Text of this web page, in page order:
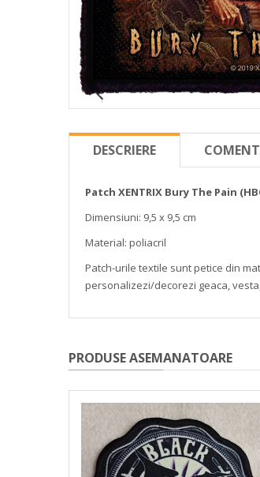
DESCRIERE
Patch XENTRIX Bury The Pain
Dimensiuni: 9,5 x 9,5 cm
Material: poliacril
Patch-urile textile sunt petice din
personalizezi/decorezi geaca,
PRODUSE ASEMANATOARE